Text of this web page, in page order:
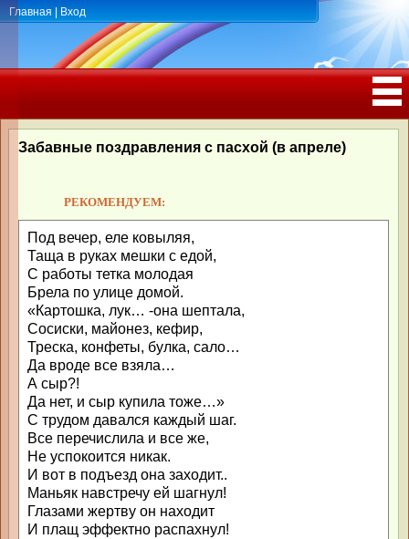
Главная Вход
РОЖДЕНИЯ, ЮБИЛЕЕМ
Забавные поздравления с пасхой (в апреле)
РЕКОМЕНДУЕМ:
Под вечер, еле ковыляя,
Таща в руках мешки с едой,
С работы тетка молодая
Брела по улице домой.
«Картошка, лук… -она шептала,
Сосиски, майонез, кефир,
Треска, конфеты, булка, сало…
Да вроде все взяла…
А сыр?!
Да нет, и сыр купила тоже…»
С трудом давался каждый шаг.
Все перечислила и все же,
Не успокоится никак.
И вот в подъезд она заходит..
Маньяк навстречу ей шагнул!
Глазами жертву он находит
И плащ эффектно распахнул!